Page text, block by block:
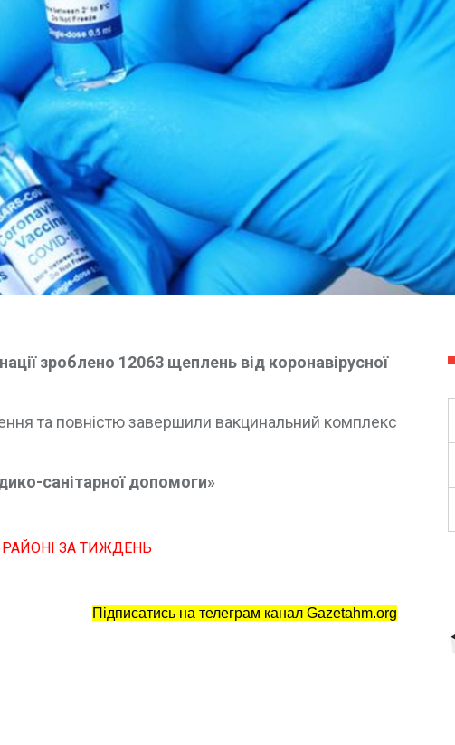
зроблено 12063 щеплень від коронавірусної
та повністю завершили вакцинальний комплекс
санітарної допомоги»
ЗА ТИЖДЕНЬ
Підписатись на телеграм канал Gazetahm.org